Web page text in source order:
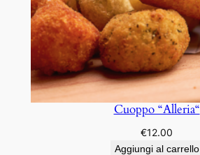
Cuoppo “Alleria“
€12.00
Aggiungi al carrello